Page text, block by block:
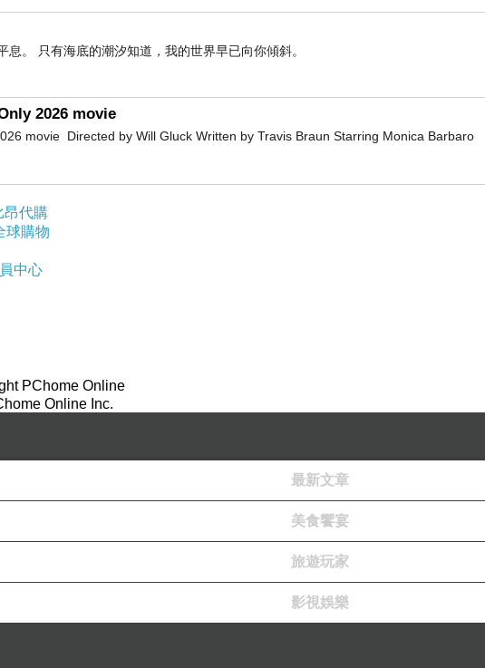
。 只有海底的潮汐知道，我的世界早已向你傾斜。
2026 movie
movie Directed by Will Gluck Written by Travis Braun Starring Monica Barbaro
昂代購
球購物
中心
PChome Online
Online Inc.
最新文章
美食饗宴
旅遊玩家
影視娛樂